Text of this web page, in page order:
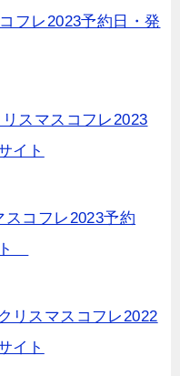
フレ2023予約日・発
スマスコフレ2023
イト
スコフレ2023予約
ト
リスマスコフレ2022
イト